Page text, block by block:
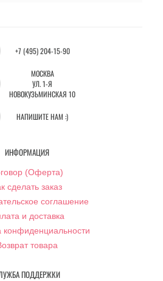
+7 (495) 204-15-90
МОСКВА
УЛ. 1-Я
НОВОКУЗЬМИНСКАЯ 10
НАПИШИТЕ НАМ :)
ИНФОРМАЦИЯ
(Оферта)
сделать заказ
соглашение
и доставка
конфиденциальности
товара
ПОДДЕРЖКИ